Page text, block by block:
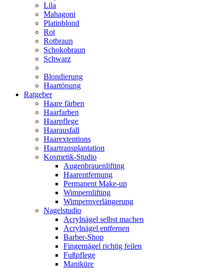
Lila
Mahagoni
Platinblond
Rot
Rotbraun
Schokobraun
Schwarz
Blondierung
Haartönung
Ratgeber
Haare färben
Haarfarben
Haarpflege
Haarausfall
Haarextentions
Haartransplantation
Kosmetik-Studio
Augenbrauenlifting
Haarentfernung
Permanent Make-up
Wimpernlifting
Wimpernverlängerung
Nagelstudio
Acrylnägel selbst machen
Acrylnägel entfernen
Barber-Shop
Fingernägel richtig feilen
Fußpflege
Maniküre